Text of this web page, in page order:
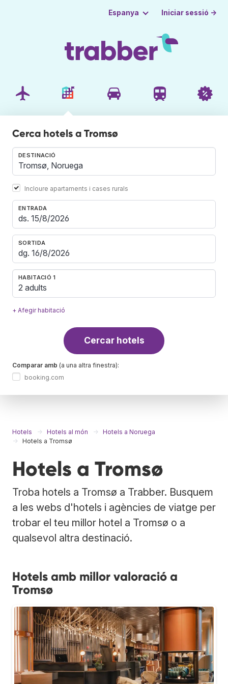
Espanya Iniciar sessió →
Cerca hotels a Tromsø
DESTINACIÓ
Incloure apartaments i cases rurals
ENTRADA
SORTIDA
HABITACIÓ 1
2 adults
+ Afegir habitació
Cercar hotels
Comparar amb (a una altra finestra):
booking.com
Hotels Hotels al món
Hotels a Noruega
Hotels a Tromsø
Hotels a Tromsø
Troba hotels a Tromsø a Trabber. Busquem
a les webs d'hotels i agències de viatge per
trobar el teu millor hotel a Tromsø o a
qualsevol altra destinació.
Hotels amb millor valoració a
Tromsø